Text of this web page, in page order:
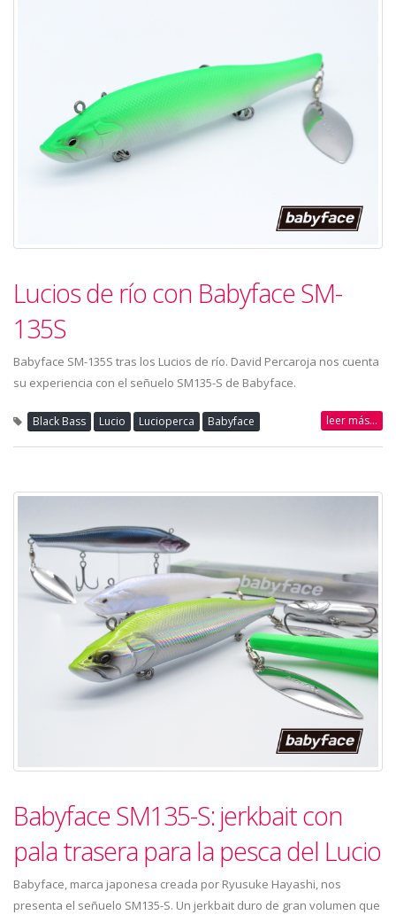
Lucios de río con Babyface SM-
135S
Babyface SM-135S tras los Lucios de río. David Percaroja nos cuenta
su experiencia con el señuelo SM135-S de Babyface.
Black Bass Lucio Lucioperca Babyface leer más...
Babyface SM135-S: jerkbait con
pala trasera para la pesca del Lucio
Babyface, marca japonesa creada por Ryusuke Hayashi, nos
presenta el señuelo SM135-S. Un jerkbait duro de gran volumen que